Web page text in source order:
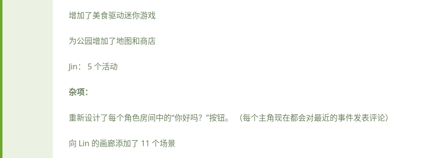
增加了美食驱动迷你游戏
为公园增加了地图和商店
Jin： 5 个活动
杂项：
重新设计了每个角色房间中的“你好吗？”按钮。 （每个主角现在都会对最近的事件发表评论）
向 Lin 的画廊添加了 11 个场景